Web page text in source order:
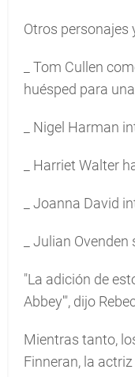
Otros personajes
_ Tom Cullen
huésped para
_ Nigel Harman
_ Harriet Walter
_ Joanna David
_ Julian
"La adición de
Abbey'", dijo
Mientras tanto,
Finneran, la